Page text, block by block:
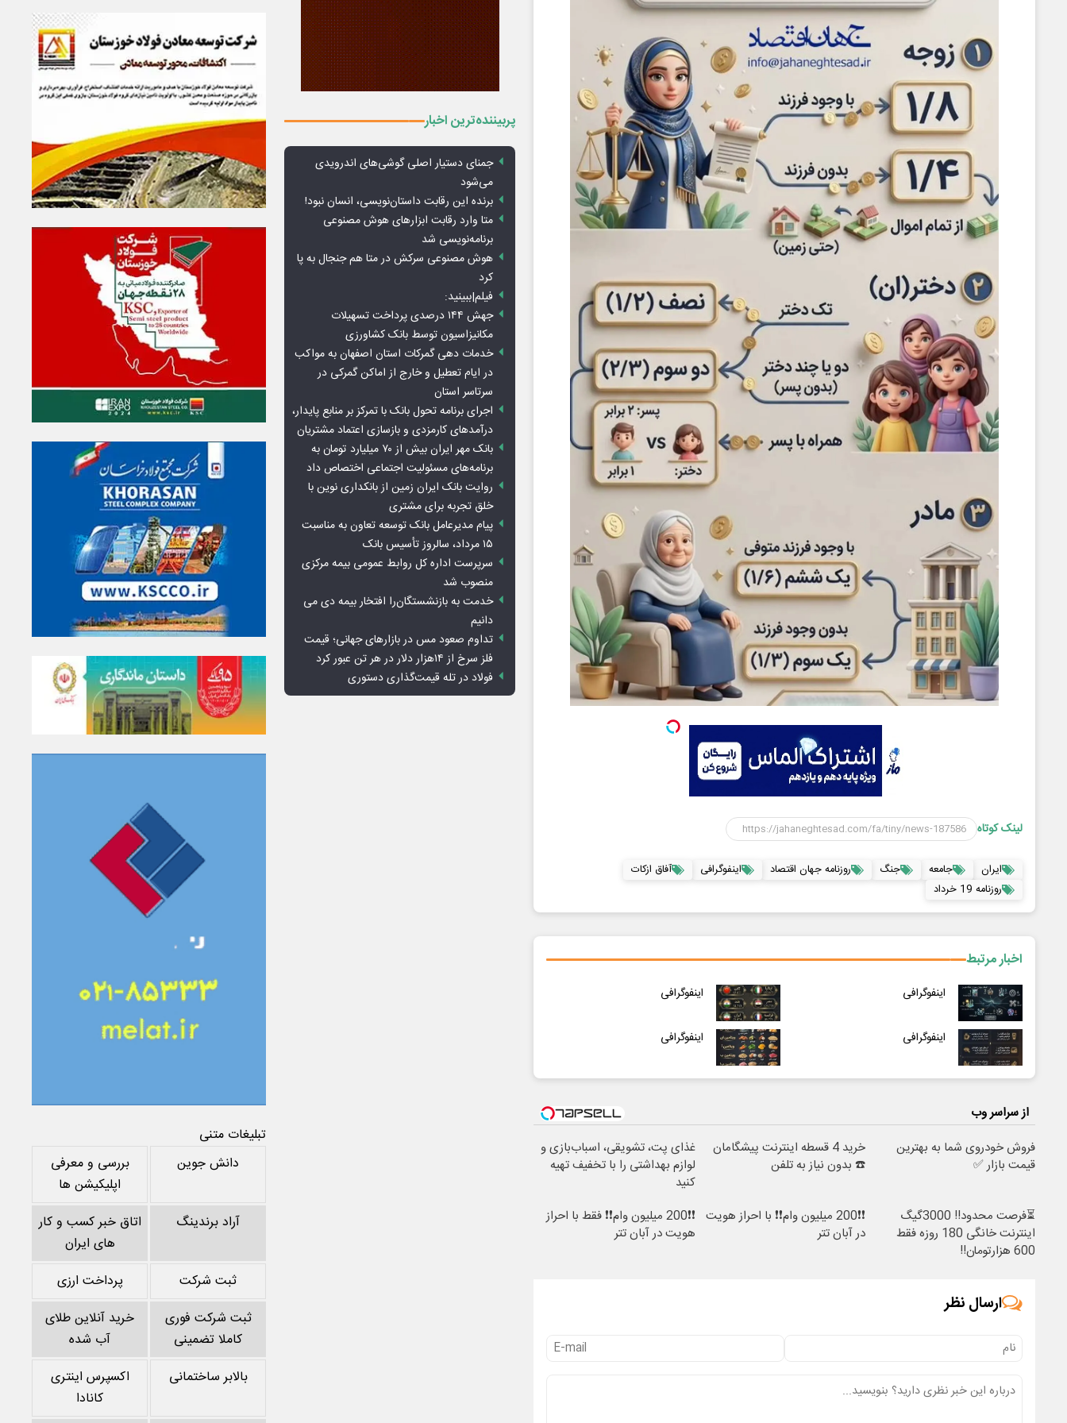
لینک کوتاه
ایران جامعه جنگ روزنامه جهان اقتصاد اینفوگرافی
آفاق ازکات
روزنامه 19 خرداد
اخبار مرتبط
اینفوگرافی اینفوگرافی
اینفوگرافی اینفوگرافی
از سراسر وب
فروش خودروی شما به بهترین
قیمت بازار ✅
خرید 4 قسطه اینترنت پیشگامان
☎️ بدون نیاز به تلفن
غذای پت، تشویقی، اسباب‌بازی و
لوازم بهداشتی را با تخفیف تهیه
کنید
⏳فرصت محدود!! 3000گیگ
اینترنت خانگی 180 روزه فقط
600 هزارتومان!!
❗❗200 میلیون وام❗❗ با احراز هویت
در آبان تتر
❗❗200 میلیون وام❗❗ فقط با احراز
هویت در آبان تتر
ارسال نظر
پربیننده‌ترین اخبار
جمنای دستیار اصلی گوشی‌های اندرویدی
می‌شود
برنده این رقابت داستان‌نویسی، انسان نبود!
متا وارد رقابت ابزارهای هوش مصنوعی
برنامه‌نویسی شد
هوش مصنوعی سرکش در متا هم جنجال به پا
کرد
فیلم|ببینید:
جهش ۱۴۴ درصدی پرداخت تسهیلات
مکانیزاسیون توسط بانک کشاورزی
خدمات دهی گمرکات استان اصفهان به مواکب
در ایام تعطیل و خارج از اماکن گمرکی در
سرتاسر استان
اجرای برنامه تحول بانک با تمرکز بر منابع پایدار،
درآمدهای کارمزدی و بازسازی اعتماد مشتریان
بانک مهر ایران بیش از ۷۰ میلیارد تومان به
برنامه‌های مسئولیت اجتماعی اختصاص داد
روایت بانک ایران زمین از بانکداری نوین با
خلق تجربه برای مشتری
پیام مدیرعامل بانک توسعه تعاون به مناسبت
۱۵ مرداد، سالروز تأسیس بانک
سرپرست اداره کل روابط عمومی بیمه مرکزی
منصوب شد
خدمت به بازنشستگان‌را افتخار بیمه دی می
دانیم
تداوم صعود مس در بازارهای جهانی؛ قیمت
فلز سرخ از ۱۴هزار دلار در هر تن عبور کرد
فولاد در تله قیمت‌گذاری دستوری
تبلیغات متنی
دانش جوین
بررسی و معرفی
اپلیکیشن ها
آراد برندینگ
اتاق خبر کسب و کار
های ایران
ثبت شرکت
پرداخت ارزی
ثبت شرکت فوری
کاملا تضمینی
خرید آنلاین طلای
آب شده
بالابر ساختمانی
اکسپرس اینتری
کانادا